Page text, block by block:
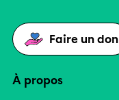
Faire un don
À propos